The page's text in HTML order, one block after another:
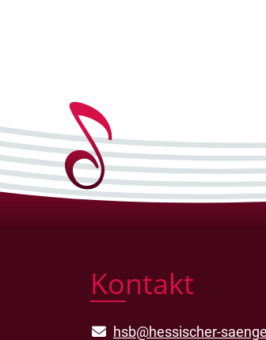
Kontakt
hsb@hessischer-